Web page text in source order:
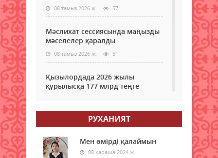
08 тамыз 2026 ж. 57
Мәслихат сессиясында маңызды
мәселелер қаралды
08 тамыз 2026 ж. 51
Қызылордада 2026 жылы
құрылысқа 177 млрд теңге
зауыты салынады
08 тамыз 2026 ж. 49
РУХАНИЯТ
Мен өмірді қалаймын
08 қараша 2024 ж.